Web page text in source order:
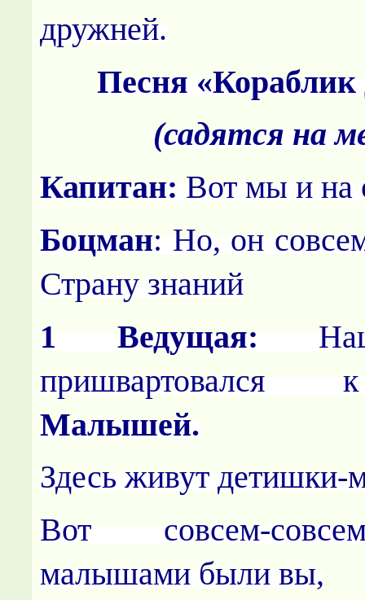
дружней.
Песня «Кораблик
(садятся на
Капитан: Вот мы и на
Боцман: Но, он
Страну знаний
1 Ведущая: Наш
Малышей.
Здесь живут
Вот совсем-
малышами были вы,